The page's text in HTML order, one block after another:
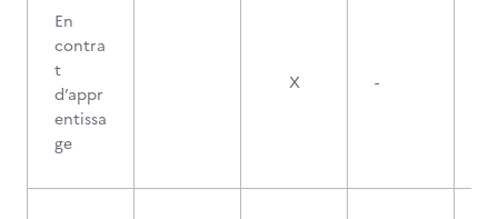
En
contra
t
d’appr
entissa
ge
X -